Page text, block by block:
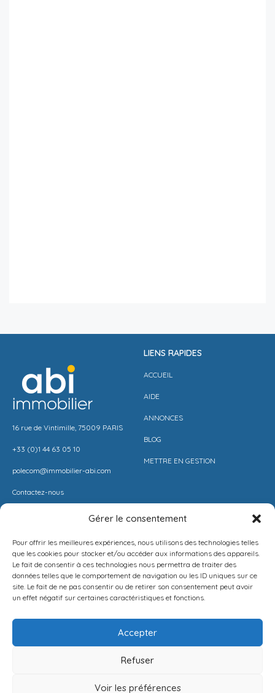
Gérer le consentement
Pour offrir les meilleures expériences, nous utilisons des technologies telles
que les cookies pour stocker et/ou accéder aux informations des appareils.
Le fait de consentir à ces technologies nous permettra de traiter des
données telles que le comportement de navigation ou les ID uniques sur ce
site. Le fait de ne pas consentir ou de retirer son consentement peut avoir
un effet négatif sur certaines caractéristiques et fonctions.
Accepter
Refuser
Voir les préférences
16 rue de Vintimille, 75009 PARIS
+33 (0)1 44 63 05 10
polecom@immobilier-abi.com
Contactez-nous
LIENS RAPIDES
ACCUEIL
AIDE
ANNONCES
BLOG
METTRE EN GESTION
ESTIMER MON LOYER
PROPOSEZ VOTRE APPARTEMENT
CONDITIONS DE VENTE
LA SOLUTION IMMO
POLITIQUE DE CONFIDENTIALITÉ